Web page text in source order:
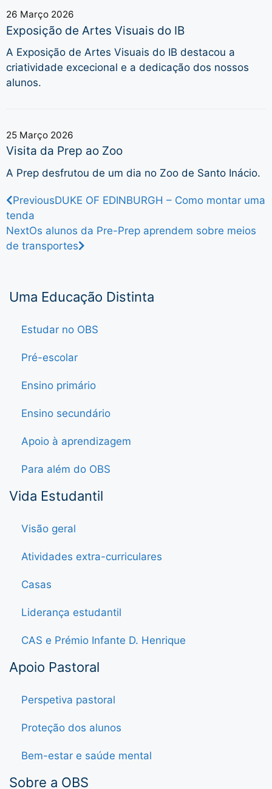
26 Março 2026
Exposição de Artes Visuais do IB
A Exposição de Artes Visuais do IB destacou a
criatividade excecional e a dedicação dos nossos
alunos.
25 Março 2026
Visita da Prep ao Zoo
A Prep desfrutou de um dia no Zoo de Santo Inácio.
PreviousDUKE OF EDINBURGH – Como montar uma
tenda
NextOs alunos da Pre-Prep aprendem sobre meios
de transportes
Uma Educação Distinta
Estudar no OBS
Pré-escolar
Ensino primário
Ensino secundário
Apoio à aprendizagem
Para além do OBS
Vida Estudantil
Visão geral
Atividades extra-curriculares
Casas
Liderança estudantil
CAS e Prémio Infante D. Henrique
Apoio Pastoral
Perspetiva pastoral
Proteção dos alunos
Bem-estar e saúde mental
Sobre a OBS